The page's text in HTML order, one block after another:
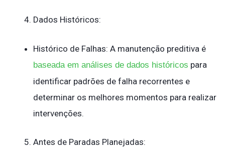
Dados Históricos:
Histórico de Falhas: A manutenção preditiva é
baseada em análises de dados históricos para
identificar padrões de falha recorrentes e
determinar os melhores momentos para realizar
intervenções.
Antes de Paradas Planejadas: